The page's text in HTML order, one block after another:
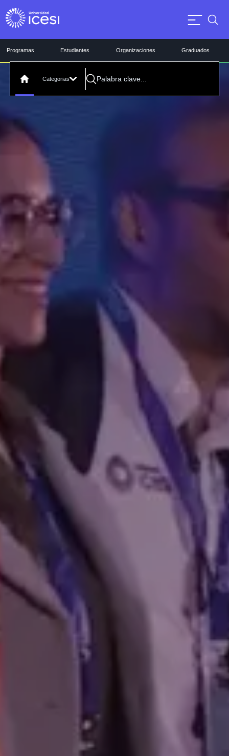
Programas Estudiantes Organizaciones Graduados
Categorias